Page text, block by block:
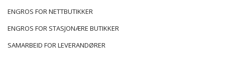
ENGROS FOR NETTBUTIKKER
ENGROS FOR STASJONÆRE BUTIKKER
SAMARBEID FOR LEVERANDØRER